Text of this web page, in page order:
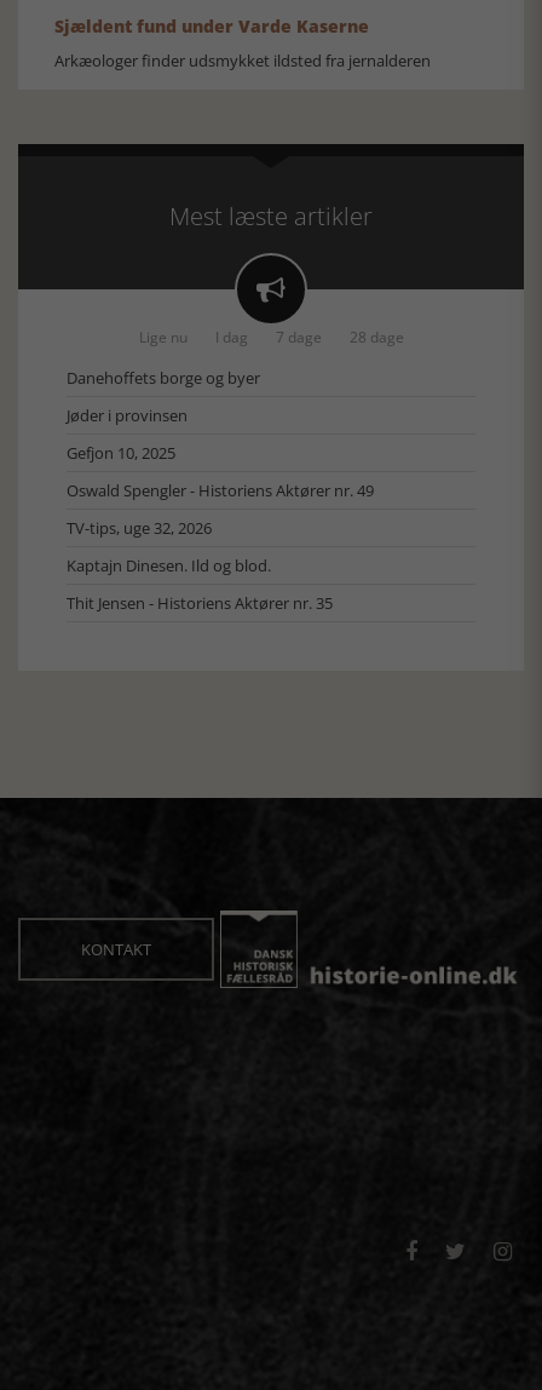
Sjældent fund under Varde Kaserne
Arkæologer finder udsmykket ildsted fra jernalderen
Mest læste artikler

Lige nu I dag 7 dage 28 dage
Danehoffets borge og byer
Jøder i provinsen
Gefjon 10, 2025
Oswald Spengler - Historiens Aktører nr. 49
TV-tips, uge 32, 2026
Kaptajn Dinesen. Ild og blod.
Thit Jensen - Historiens Aktører nr. 35
KONTAKT
  